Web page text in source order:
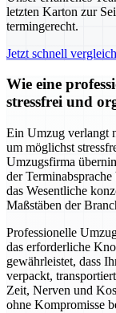
letzten Karton zur
termingerecht.
Jetzt schnell
Wie eine
stressfrei und
Ein Umzug verlangt
um möglichst
Umzugsfirma
der
das Wesentliche
Maßstäben der
Professionelle
das erforderliche
gewährleistet, dass
verpackt,
Zeit, Nerven und
ohne Kompromisse